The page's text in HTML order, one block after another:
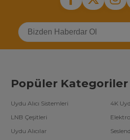
Popüler Kategoriler
Uydu Alıcı Sistemleri
4K
LNB Çeşitleri
Uydu Alıcılar